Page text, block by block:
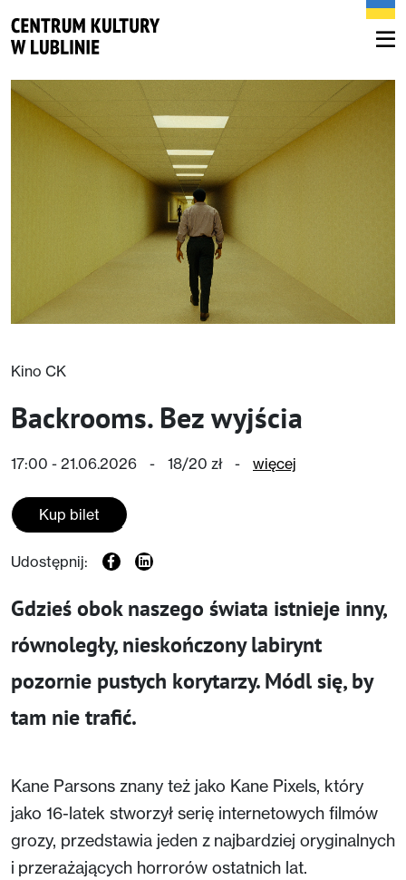
Kino CK
Backrooms. Bez wyjścia
17:00 - 21.06.2026 - 18/20 zł - więcej
Kup bilet
Udostępnij:
Gdzieś obok naszego świata istnieje inny,
równoległy, nieskończony labirynt
pozornie pustych korytarzy. Módl się, by
tam nie trafić.
Kane Parsons znany też jako Kane Pixels, który
jako 16-latek stworzył serię internetowych filmów
grozy, przedstawia jeden z najbardziej oryginalnych
i przerażających horrorów ostatnich lat.